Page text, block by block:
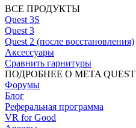
ВСЕ ПРОДУКТЫ
Quest 3S
Quest 3
Quest 2 (после восстановления)
Аксессуары
Сравнить гарнитуры
ПОДРОБНЕЕ О META QUEST
Форумы
Блог
Реферальная программа
VR for Good